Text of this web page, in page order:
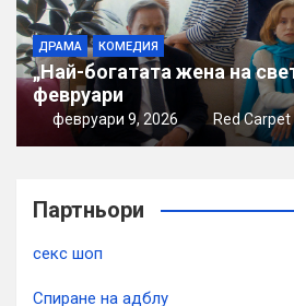
ДРАМА КОМЕДИЯ
„Най-богатата жена на
февруари
февруари 9, 2026 Red Carpet
Партньори
секс шоп
Спиране на адблу